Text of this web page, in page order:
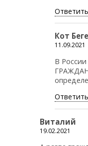
Ответить
Кот
11.09.2021
В
Ответить
Виталий
19.02.2021